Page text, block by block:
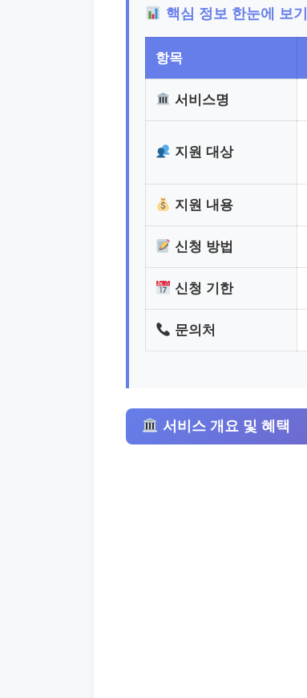
핵심 정보 한눈에 보기
항목
서비스명
지원 대상
지원 내용
신청 방법
신청 기한
문의처
서비스 개요 및 혜택